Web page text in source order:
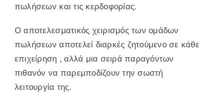
πωλήσεων και τις κερδοφορίας.
Ο αποτελεσματικός χειρισμός των ομάδων
πωλήσεων αποτελεί διαρκές ζητούμενο σε κάθε
επιχείρηση , αλλά μια σειρά παραγόντων
πιθανόν να παρεμποδίζουν την σωστή
λειτουργία της.